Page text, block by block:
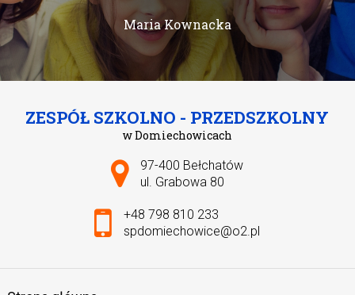
Maria Kownacka
ZESPÓŁ SZKOLNO - PRZEDSZKOLNY
w Domiechowicach
Adres pocztowy:
97-400 Bełchatów
ul. Grabowa 80
+48 798 810 233
spdomiechowice@o2.pl